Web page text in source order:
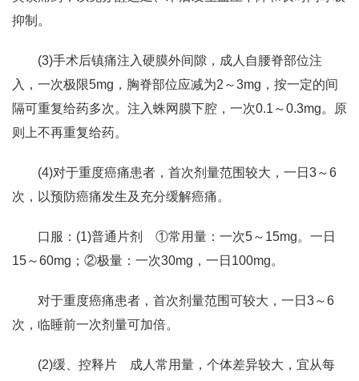
抑制。
(3)手术后镇痛注入硬膜外间隙，成人自腰脊部位注
入，一次极限5mg，胸脊部位应减为2～3mg，按一定的间
隔可重复给药多次。注入蛛网膜下腔，一次0.1～0.3mg。原
则上不再重复给药。
(4)对于重度癌痛患者，首次剂量范围较大，一日3～6
次，以预防癌痛发生及充分缓解癌痛。
口服：(1)普通片剂 ①常用量：一次5～15mg。一日
15～60mg；②极量：一次30mg，一日100mg。
对于重度癌痛患者，首次剂量范围可较大，一日3～6
次，临睡前一次剂量可加倍。
(2)缓、控释片 成人常用量，个体差异较大，宜从每